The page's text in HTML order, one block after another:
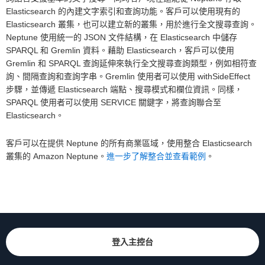
Elasticsearch 的內建文字索引和查詢功能。客戶可以使用現有的
Elasticsearch 叢集，也可以建立新的叢集，用於進行全文搜尋查詢。
Neptune 使用統一的 JSON 文件結構，在 Elasticsearch 中儲存
SPARQL 和 Gremlin 資料。藉助 Elasticsearch，客戶可以使用
Gremlin 和 SPARQL 查詢延伸來執行全文搜尋查詢類型，例如相符查
詢、間隔查詢和查詢字串。Gremlin 使用者可以使用 withSideEffect
步驟，並傳遞 Elasticsearch 端點、搜尋模式和欄位資訊。同樣，
SPARQL 使用者可以使用 SERVICE 關鍵字，將查詢聯合至
Elasticsearch。
客戶可以在提供 Neptune 的所有商業區域，使用整合 Elasticsearch
叢集的 Amazon Neptune。 進一步了解整合並查看範例 。
登入主控台